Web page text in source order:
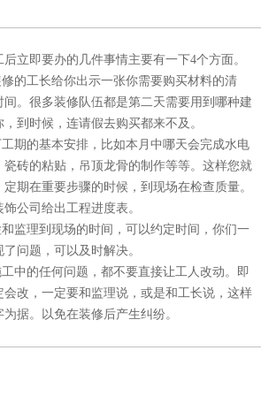
立即要办的几件事情主要有一下4个方面。
的工长给你出示一张你需要购买材料的清
。很多装修队伍都是第二天需要用到哪种建
到时候，连请假去购买都来不及。
期的基本安排，比如本月中哪天会完成水电
砖的粘贴，吊顶龙骨的制作等等。这样您就
期在重要步骤的时候，到现场在检查质量。
公司给出工程进度表。
监理到现场的时间，可以约定时间，你们一
问题，可以及时解决。
中的任何问题，都不要直接让工人改动。即
改，一定要和监理说，或是和工长说，这样
据。以免在装修后产生纠纷。